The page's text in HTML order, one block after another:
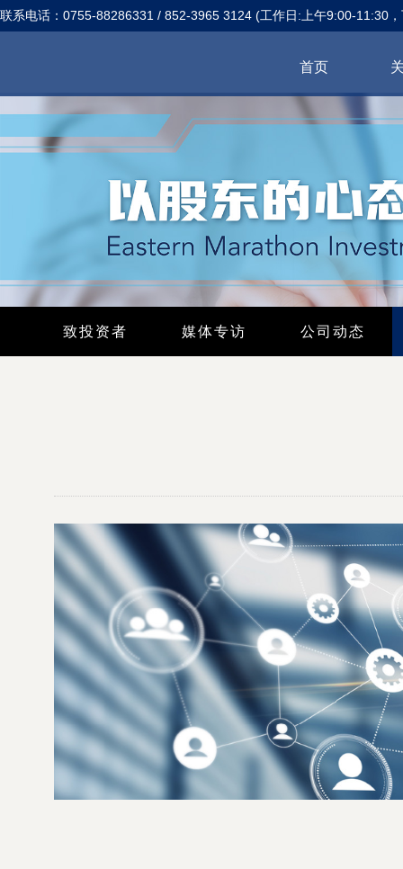
联系电话：0755-88286331 / 852-3965 3124 (工作日:上午9:00-11:30
首页
致投资者 媒体专访 公司动态